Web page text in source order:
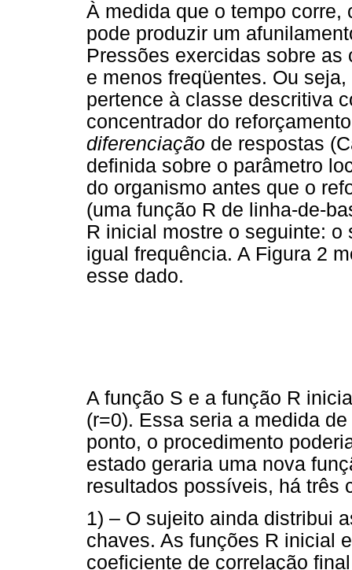
À medida que o tempo corre,
pode produzir um
Pressões exercidas sobre
e menos freqüentes. Ou
pertence à classe descritiva
concentrador do
diferenciação de respostas
definida sobre o parâmetro
do organismo antes que o
(uma função R de linha-de-
R inicial mostre o seguinte:
igual frequência. A Figura 2
esse dado.
A função S e a função R
(r=0). Essa seria a medida
ponto, o procedimento
estado geraria uma nova
resultados possíveis, há três
1) – O sujeito ainda distribui
chaves. As funções R inicial
coeficiente de correlação fi